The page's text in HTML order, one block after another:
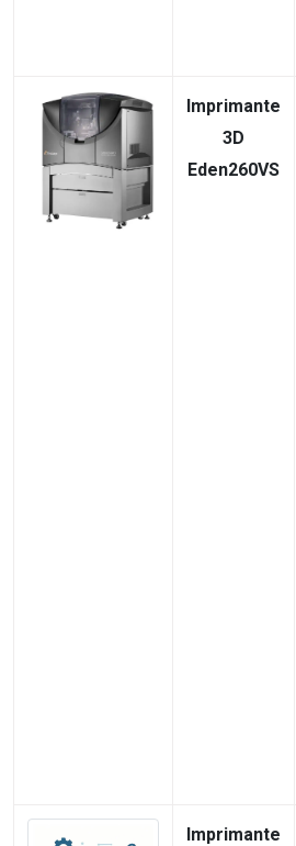
Imprimante
3D
Eden260VS
Imprimante